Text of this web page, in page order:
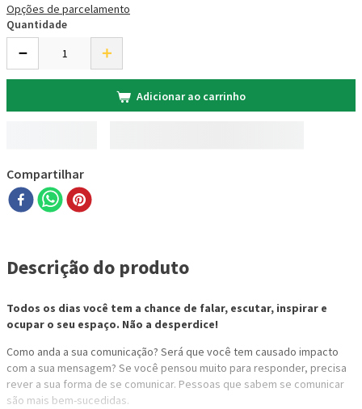
Opções de parcelamento
Quantidade
＋
－
Adicionar ao carrinho
Compartilhar
Descrição do produto
Todos os dias você tem a chance de falar, escutar, inspirar e
ocupar o seu espaço. Não a desperdice!
Como anda a sua comunicação? Será que você tem causado impacto
com a sua mensagem? Se você pensou muito para responder, precisa
rever a sua forma de se comunicar. Pessoas que sabem se comunicar
são mais bem-sucedidas.